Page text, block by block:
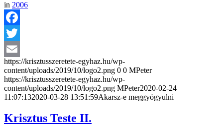
in 2006
Facebook
Twitter
Email
https://krisztusszeretete-egyhaz.hu/wp-
content/uploads/2019/10/logo2.png 0 0 MPeter
https://krisztusszeretete-egyhaz.hu/wp-
content/uploads/2019/10/logo2.png MPeter2020-02-24
11:07:132020-03-28 13:51:59Akarsz-e meggyógyulni
Krisztus Teste II.